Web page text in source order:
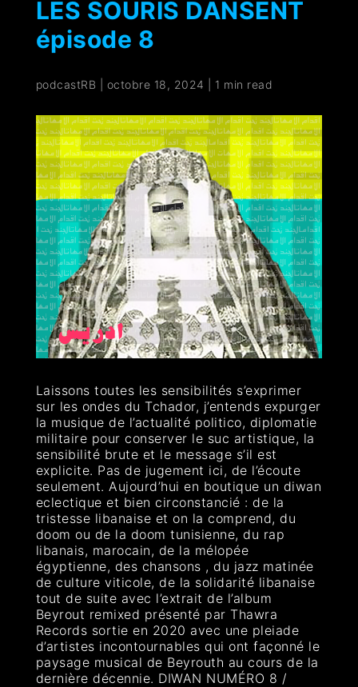
LES SOURIS DANSENT
épisode 8
podcastRB octobre 18, 2024 1 min read
Laissons toutes les sensibilités s’exprimer
sur les ondes du Tchador, j’entends expurger
la musique de l’actualité politico, diplomatie
militaire pour conserver le suc artistique, la
sensibilité brute et le message s’il est
explicite. Pas de jugement ici, de l’écoute
seulement. Aujourd’hui en boutique un diwan
eclectique et bien circonstancié : de la
tristesse libanaise et on la comprend, du
doom ou de la doom tunisienne, du rap
libanais, marocain, de la mélopée
égyptienne, des chansons , du jazz matinée
de culture viticole, de la solidarité libanaise
tout de suite avec l’extrait de l’album
Beyrout remixed présenté par Thawra
Records sortie en 2020 avec une pleiade
d’artistes incontournables qui ont façonné le
paysage musical de Beyrouth au cours de la
dernière décennie. DIWAN NUMÉRO 8 /